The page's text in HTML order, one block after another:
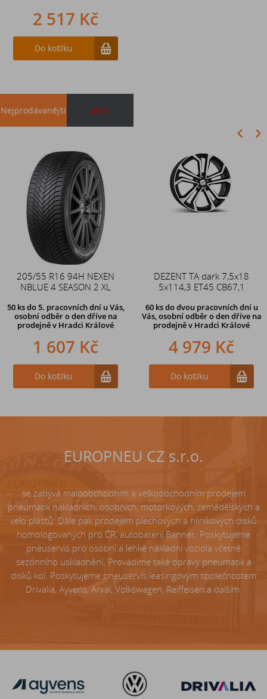
2 517 Kč
Do košíku
Nejprodávanější akce
205/55 R16 94H NEXEN
NBLUE 4 SEASON 2 XL
50 ks do 5. pracovních dní u Vás,
osobní odběr o den dříve na
prodejněv Hradci Králové
1 607 Kč
Do košíku
DEZENT TA dark 7,5x18
5x114,3 ET45 CB67,1
60 ks do dvou pracovních dní u
Vás, osobní odběr o den dřívena
prodejně v Hradci Králové
4 979 Kč
Do košíku
Duše 12x4 (4.00-4) kovový
zahnutý ventil TR87
242 Kč
Do košíku
EUROPNEU CZ s.r.o.
se zabývá maloobchodním a velkoobchodním prodejem
pneumatik nákladních, osobních, motorkových, zemědělských a
velo plášťů. Dále pak prodejem plechových a hliníkových disků
homologovaných pro ČR, autobaterií Banner. Poskytujeme
pneuservis pro osobní a lehké nákladní vozidla včetně
sezónního uskladnění. Provádíme také opravy pneumatik a
disků kol. Poskytujeme pneuservis leasingovým společnostem
Drivalia, Ayvens, Arval, Volkswagen, Reiffeisen a dalším.